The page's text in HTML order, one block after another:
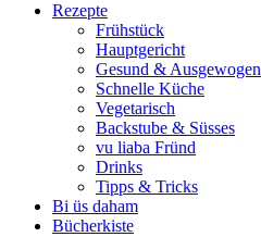
Rezepte
Frühstück
Hauptgericht
Gesund & Ausgewogen
Schnelle Küche
Vegetarisch
Backstube & Süsses
vu liaba Fründ
Drinks
Tipps & Tricks
Bi üs daham
Bücherkiste